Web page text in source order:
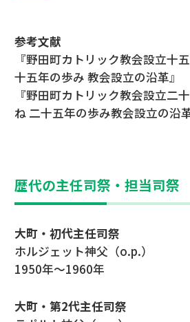
参考文献
『野田町カトリック教会設立十
十五年の歩み 教会設立の沿革』
『野田町カトリック教会設立二
ね 二十五年の歩み教会設立の沿革
歴代の主任司祭・担当司祭
大町・初代主任司祭
ホルジェット神父（o.p.）
1950年～1960年
大町・第2代主任司祭